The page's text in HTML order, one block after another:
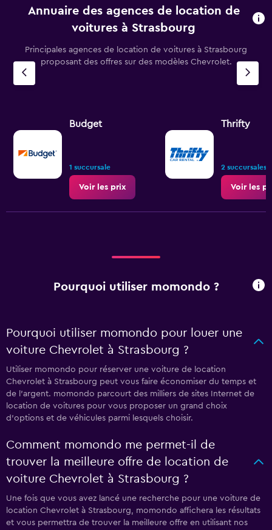
Annuaire des agences de location de
voitures à Strasbourg
Principales agences de location de voitures à Strasbourg
proposant des offres sur des modèles Chevrolet.
Budget
1 succursale
Voir les prix
Thrifty
2 succursales
Voir les
Pourquoi utiliser momondo ?
Pourquoi utiliser momondo pour louer une
voiture Chevrolet à Strasbourg ?
Utiliser momondo pour réserver une voiture de location
Chevrolet à Strasbourg peut vous faire économiser du temps et
de l'argent. momondo parcourt des milliers de sites Internet de
location de voitures pour vous proposer un grand choix
d'options et de véhicules parmi lesquels choisir.
Comment momondo me permet-il de
trouver la meilleure offre de location de
voiture Chevrolet à Strasbourg ?
Une fois que vous avez lancé une recherche pour une voiture de
location Chevrolet à Strasbourg, momondo affichera les résultats
et vous permettra de trouver la meilleure offre en utilisant nos